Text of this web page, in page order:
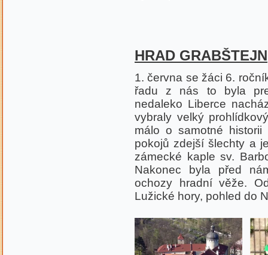
HRAD GRABŠTEJN
1. června se žáci 6.
řadu z nás to byla
nedaleko Liberce
vybraly velký
málo o samotné
pokojů zdejší šlechty a
zámecké kaple sv.
Nakonec byla před
ochozy hradní věže.
Lužické hory, pohled do